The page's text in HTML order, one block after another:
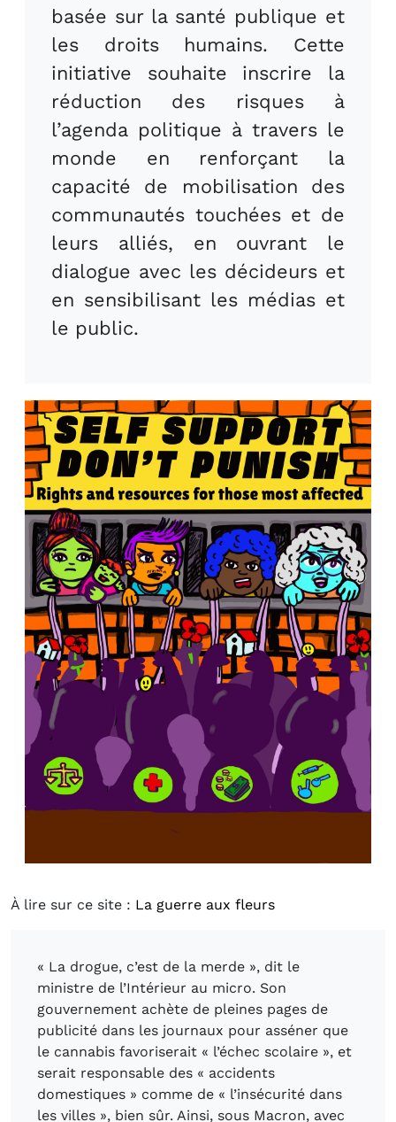
basée sur la santé publique et
les droits humains. Cette
initiative souhaite inscrire la
réduction des risques à
l’agenda politique à travers le
monde en renforçant la
capacité de mobilisation des
communautés touchées et de
leurs alliés, en ouvrant le
dialogue avec les décideurs et
en sensibilisant les médias et
le public.
À lire sur ce site : La guerre aux fleurs
« La drogue, c’est de la merde », dit le
ministre de l’Intérieur au micro. Son
gouvernement achète de pleines pages de
publicité dans les journaux pour asséner que
le cannabis favoriserait « l’échec scolaire », et
serait responsable des « accidents
domestiques » comme de « l’insécurité dans
les villes », bien sûr. Ainsi, sous Macron, avec